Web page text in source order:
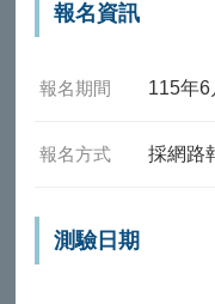
報名資訊
報名期間 115年6
報名方式 採網路
測驗日期